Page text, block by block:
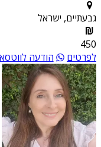
גבעתיים, ישראל
450
לפרטים
הודעה